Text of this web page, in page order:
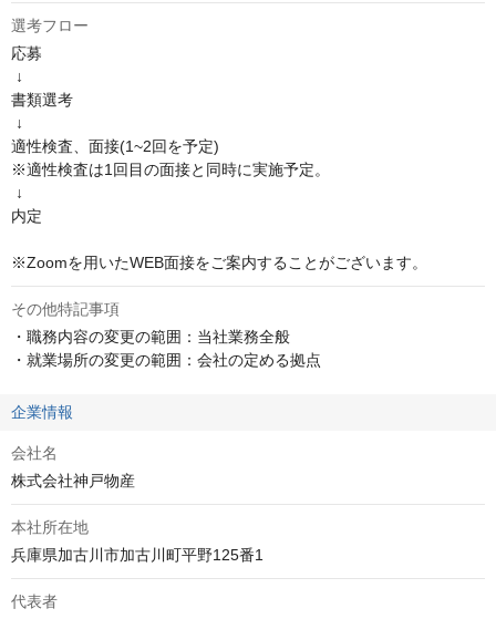
選考フロー
応募
書類選考
適性検査、面接(1~2回を予定)
※適性検査は1回目の面接と同時に実施予定。
内定
※Zoomを用いたWEB面接をご案内することがございます。
その他特記事項
・職務内容の変更の範囲：当社業務全般
・就業場所の変更の範囲：会社の定める拠点
企業情報
会社名
株式会社神戸物産
本社所在地
兵庫県加古川市加古川町平野125番1
代表者